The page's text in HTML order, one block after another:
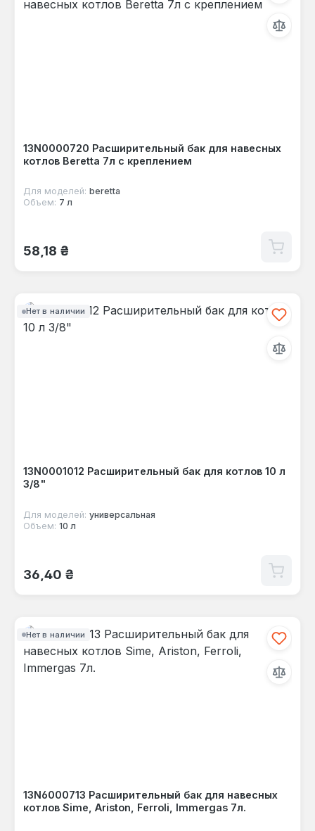
13N0000720 Расширительный бак для навесных
котлов Beretta 7л с креплением
Для моделей: beretta
Объем: 7 л
Обычная цена:
58,18 ₴
Нет в наличии
13N0001012 Расширительный бак для котлов 10 л
3/8"
Для моделей: универсальная
Объем: 10 л
Обычная цена:
36,40 ₴
Нет в наличии
13N6000713 Расширительный бак для навесных
котлов Sime, Ariston, Ferroli, Immergas 7л.